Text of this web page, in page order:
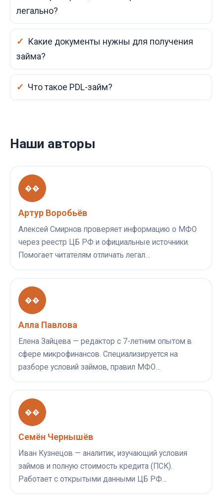
легально?
Какие документы нужны для получения
займа?
Что такое PDL-займ?
Наши авторы
��
Артур Воробьёв
Алексей Смирнов проверяет информацию о МФО
через реестр ЦБ РФ и официальные источники.
Помогает читателям отличать легал…
��
Алла Павлова
Елена Зайцева — редактор с 7-летним опытом в
сфере микрофинансов. Специализируется на
разборе условий займов, правил МФО…
��
Семён Чернышёв
Иван Кузнецов — аналитик, изучающий условия
займов и полную стоимость кредита (ПСК).
Работает с открытыми данными ЦБ РФ…